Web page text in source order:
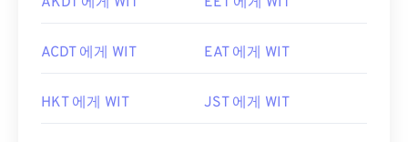
ACDT 에게 WIT EAT 에게 WIT
HKT 에게 WIT JST 에게 WIT